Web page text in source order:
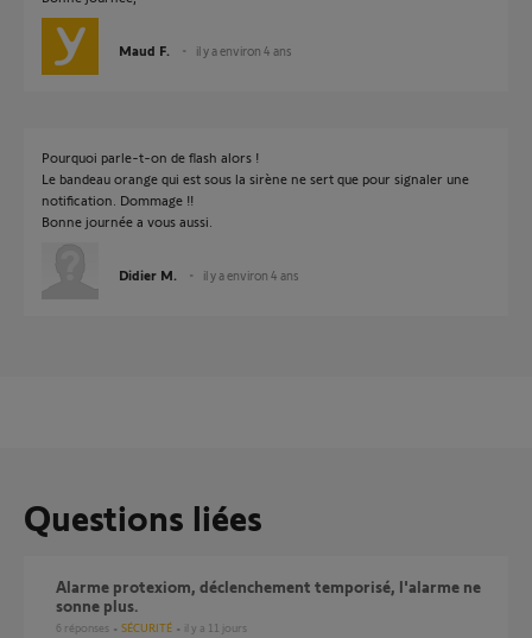
Maud F. il y a environ 4 ans
Pourquoi parle-t-on de flash alors !
Le bandeau orange qui est sous la sirène ne sert que pour signaler une
notification. Dommage !!
Bonne journée a vous aussi.
Didier M. il y a environ 4 ans
Questions liées
alarme protexiom, déclenchement temporisé, l'alarme ne
sonne plus.
6 réponses SÉCURITÉ il y a 11 jours